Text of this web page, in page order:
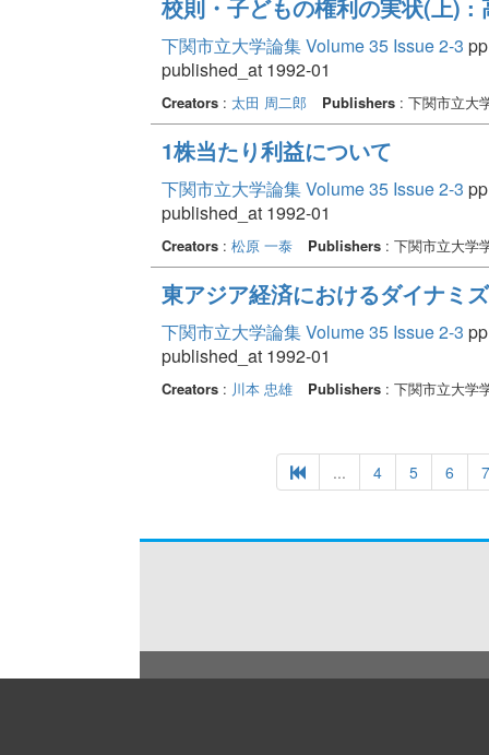
校則・子どもの権利の実状(上) :
下関市立大学論集 Volume 35 Issue 2-3
published_at 1992-01
Creators: 太田 周二郎 Publishers: 下関市立大
1株当たり利益について
下関市立大学論集 Volume 35 Issue 2-3
published_at 1992-01
Creators: 松原 一泰 Publishers: 下関市立大学
東アジア経済におけるダイナミ
下関市立大学論集 Volume 35 Issue 2-3
published_at 1992-01
Creators: 川本 忠雄 Publishers: 下関市立大学
... 4 5 6 7